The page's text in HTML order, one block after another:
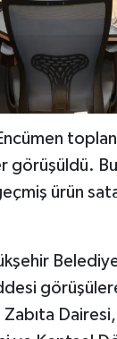
görüşüldü.
ürün
Dairesi,